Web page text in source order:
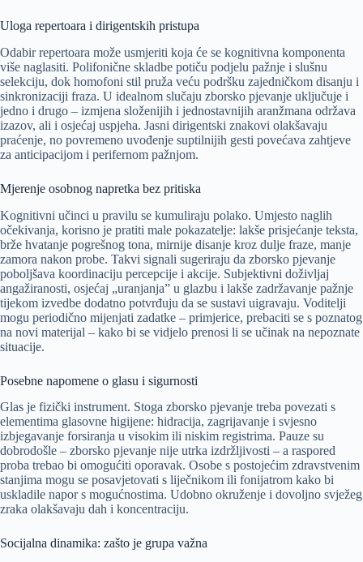
Uloga repertoara i dirigentskih pristupa
Odabir repertoara može usmjeriti koja će se kognitivna komponenta
više naglasiti. Polifonične skladbe potiču podjelu pažnje i slušnu
selekciju, dok homofoni stil pruža veću podršku zajedničkom disanju i
sinkronizaciji fraza. U idealnom slučaju zborsko pjevanje uključuje i
jedno i drugo – izmjena složenijih i jednostavnijih aranžmana održava
izazov, ali i osjećaj uspjeha. Jasni dirigentski znakovi olakšavaju
praćenje, no povremeno uvođenje suptilnijih gesti povećava zahtjeve
za anticipacijom i perifernom pažnjom.
Mjerenje osobnog napretka bez pritiska
Kognitivni učinci u pravilu se kumuliraju polako. Umjesto naglih
očekivanja, korisno je pratiti male pokazatelje: lakše prisjećanje teksta,
brže hvatanje pogrešnog tona, mirnije disanje kroz dulje fraze, manje
zamora nakon probe. Takvi signali sugeriraju da zborsko pjevanje
poboljšava koordinaciju percepcije i akcije. Subjektivni doživljaj
angažiranosti, osjećaj „uranjanja” u glazbu i lakše zadržavanje pažnje
tijekom izvedbe dodatno potvrđuju da se sustavi uigravaju. Voditelji
mogu periodično mijenjati zadatke – primjerice, prebaciti se s poznatog
na novi materijal – kako bi se vidjelo prenosi li se učinak na nepoznate
situacije.
Posebne napomene o glasu i sigurnosti
Glas je fizički instrument. Stoga zborsko pjevanje treba povezati s
elementima glasovne higijene: hidracija, zagrijavanje i svjesno
izbjegavanje forsiranja u visokim ili niskim registrima. Pauze su
dobrodošle – zborsko pjevanje nije utrka izdržljivosti – a raspored
proba trebao bi omogućiti oporavak. Osobe s postojećim zdravstvenim
stanjima mogu se posavjetovati s liječnikom ili fonijatrom kako bi
uskladile napor s mogućnostima. Udobno okruženje i dovoljno svježeg
zraka olakšavaju dah i koncentraciju.
Socijalna dinamika: zašto je grupa važna